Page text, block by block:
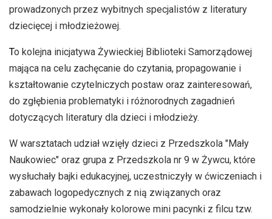
prowadzonych przez wybitnych specjalistów z literatury
dziecięcej i młodzieżowej.
To kolejna inicjatywa Żywieckiej Biblioteki Samorządowej
mająca na celu zachęcanie do czytania, propagowanie i
kształtowanie czytelniczych postaw oraz zainteresowań,
do zgłębienia problematyki i różnorodnych zagadnień
dotyczących literatury dla dzieci i młodzieży.
W warsztatach udział wzięły dzieci z Przedszkola "Mały
Naukowiec" oraz grupa z Przedszkola nr 9 w Żywcu, które
wysłuchały bajki edukacyjnej, uczestniczyły w ćwiczeniach i
zabawach logopedycznych z nią związanych oraz
samodzielnie wykonały kolorowe mini pacynki z filcu tzw.